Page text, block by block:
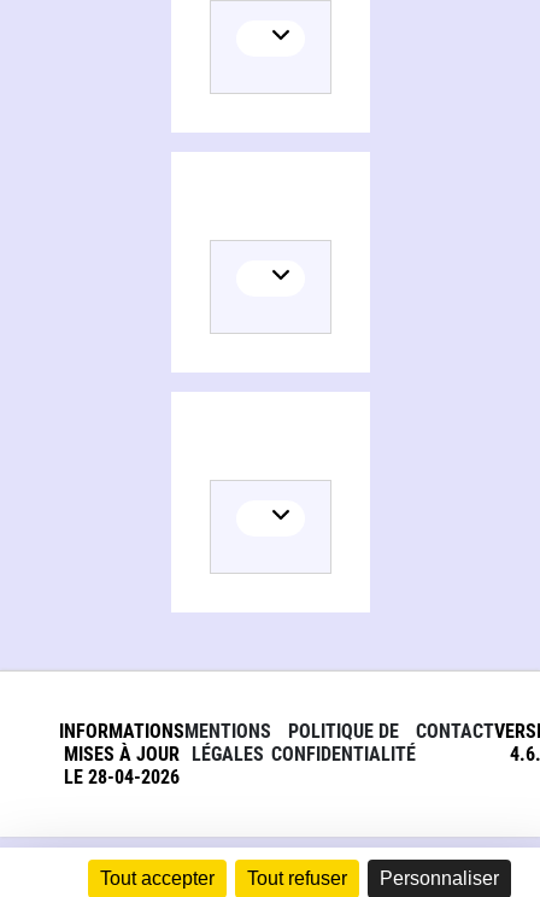
Tout accepter Tout refuser Personnaliser
INFORMATIONS
MISES À JOUR
LE 28-04-2026
MENTIONS
LÉGALES
POLITIQUE DE
CONFIDENTIALITÉ
CONTACT